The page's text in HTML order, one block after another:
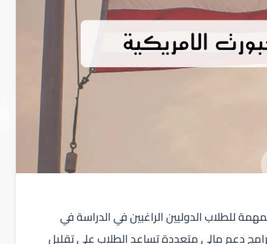
للطلاب الدوليين الراغبين في الدراسة في
دعم مالي متعددة تساعد الطلاب على تقليل